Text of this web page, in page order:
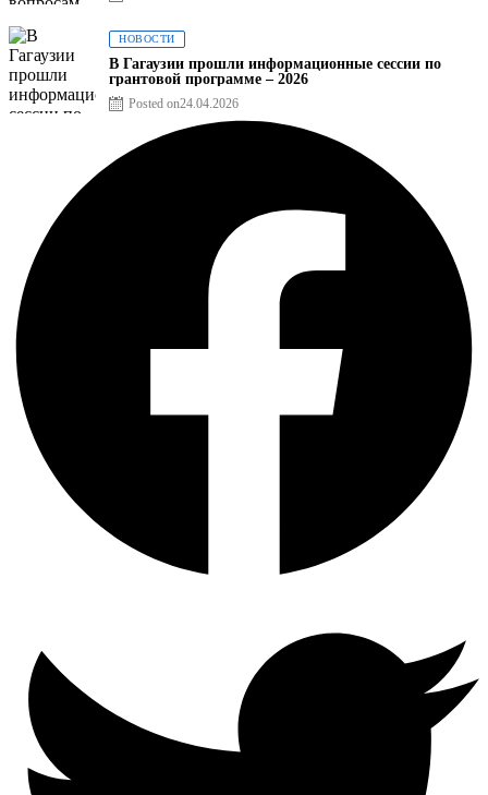
НОВОСТИ
В Гагаузии прошли информационные сессии по
грантовой программе – 2026
Posted on24.04.2026